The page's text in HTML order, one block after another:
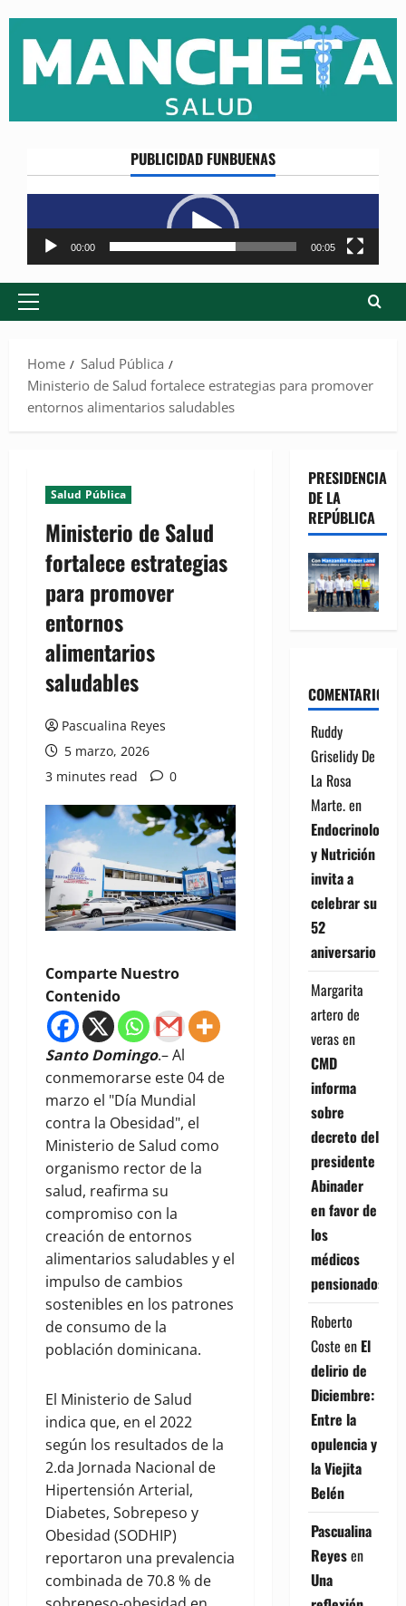
content
PUBLICIDAD FUNBUENAS
Reproductor
de
vídeo
00:00 00:05
Primary
Home
Salud Pública
Ministerio de Salud fortalece estrategias para promover
entornos alimentarios saludables
Salud Pública
Ministerio de Salud
fortalece estrategias
para promover
entornos
alimentarios
saludables
Pascualina Reyes
5 marzo, 2026
3 minutes read
0
Comparte Nuestro
Contenido
Santo Domingo.– Al
conmemorarse este 04 de
marzo el "Día Mundial
contra la Obesidad", el
Ministerio de Salud como
organismo rector de la
salud, reafirma su
compromiso con la
creación de entornos
alimentarios saludables y el
impulso de cambios
sostenibles en los patrones
de consumo de la
población dominicana.
El Ministerio de Salud
indica que, en el 2022
según los resultados de la
2.da Jornada Nacional de
Hipertensión Arterial,
Diabetes, Sobrepeso y
Obesidad (SODHIP)
reportaron una prevalencia
combinada de 70.8 % de
PRESIDENCIA
DE LA
REPÚBLICA
COMENTARIOS
Ruddy
Griselidy De
La Rosa
Marte.en
Endocrinología
y Nutrición
invita a
celebrar su
52
aniversario
Margarita
artero de
verasen
CMD
informa
sobre
decreto del
presidente
Abinader
en favor de
los
médicos
pensionados
Roberto
Coste en El
delirio de
Diciembre:
Entre la
opulencia y
la Viejita
Belén
Pascualina
Reyesen
Una